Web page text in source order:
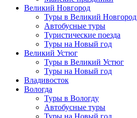
Великий Новгород
Туры в Великий Новгород
Автобусные туры
Туристические поезда
Туры на Новый год
Великий Устюг
Туры в Великий Устюг
Туры на Новый год
Владивосток
Вологда
Туры в Вологду
Автобусные туры
Туры на Новый год